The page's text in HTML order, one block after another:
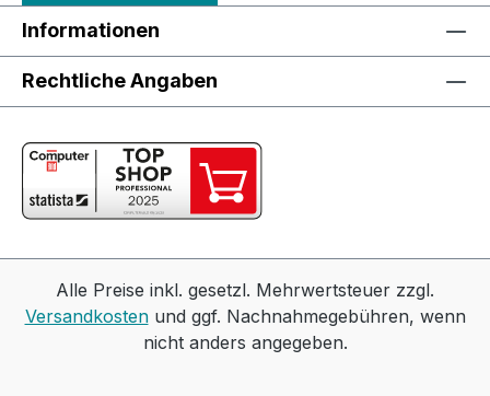
Informationen
Rechtliche Angaben
Alle Preise inkl. gesetzl. Mehrwertsteuer zzgl.
Versandkostenund ggf. Nachnahmegebühren, wenn
nicht anders angegeben.